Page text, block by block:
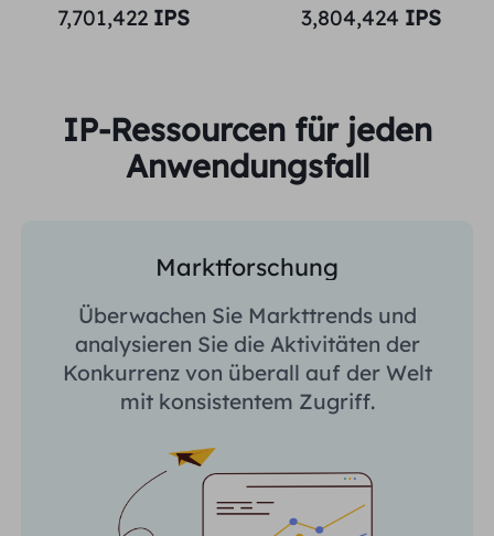
7,701,422 IPS 3,804,424 IPS
IP-Ressourcen für jeden
Anwendungsfall
Marktforschung
Überwachen Sie Markttrends und
analysieren Sie die Aktivitäten der
Konkurrenz von überall auf der Welt
mit konsistentem Zugriff.